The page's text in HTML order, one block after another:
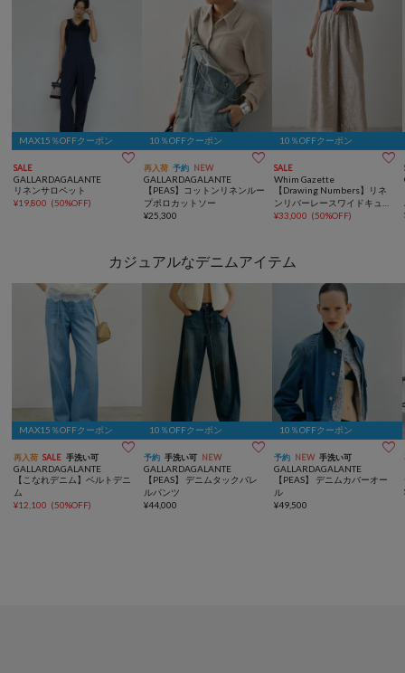
MAX15％OFFクーポン
SALE 
GALLARDAGALANTE
リネンサロペット
¥19,800 (50%OFF)
10％OFFクーポン
再入荷 予約 NEW 
GALLARDAGALANTE
【PEAS】コットンリネンルー
プポロカットソー
¥25,300
10％OFFクーポン
SALE 
Whim Gazette
【Drawing Numbers】リネ
ンリバーレースワイドキュロ
ットパンツ
¥33,000 (50%OFF)
カジュアルなデニムアイテム
MAX15％OFFクーポン
再入荷 SALE 手洗い可 
GALLARDAGALANTE
【こなれデニム】ベルトデニ
ム
¥12,100 (50%OFF)
10％OFFクーポン
予約 手洗い可 NEW 
GALLARDAGALANTE
【PEAS】 デニムタックバレ
ルパンツ
¥44,000
10％OFFクーポン
予約 NEW 手洗い可 
GALLARDAGALANTE
【PEAS】 デニムカバーオー
ル
¥49,500